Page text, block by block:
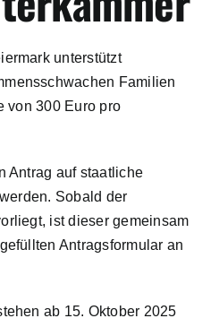
Gesundheit
Richtlinien
unterstützt
Familien
von 300 Euro pro
Antrag auf staatliche
Sobald der
ist dieser gemeinsam
Antragsformular an
ab 15. Oktober 2025